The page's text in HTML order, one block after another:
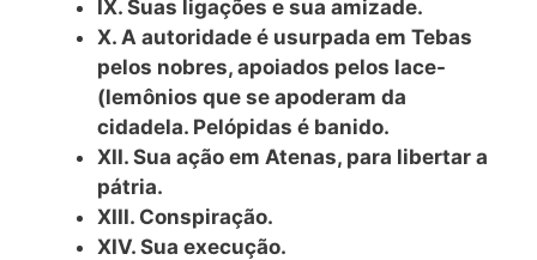
IX. Suas ligações e sua amizade.
X. A autoridade é usurpada em Tebas
pelos nobres, apoiados pelos lace-
(lemônios que se apoderam da
cidadela. Pelópidas é banido.
XII. Sua ação em Atenas, para libertar a
pátria.
XIII. Conspiração.
XIV. Sua execução.